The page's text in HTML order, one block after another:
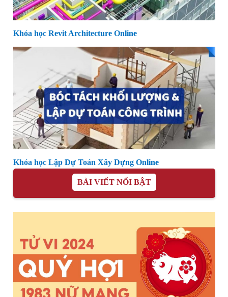
Khóa học Revit Architecture Online
Khóa học Lập Dự Toán Xây Dựng Online
BÀI VIẾT NỔI BẬT